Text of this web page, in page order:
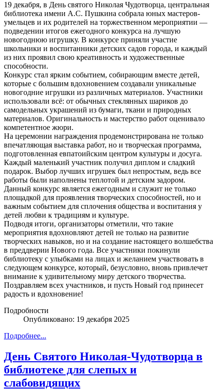
19 декабря, в День святого Николая Чудотворца, центральная
библиотека имени А.С. Пушкина собрала юных мастеров-
умельцев и их родителей на торжественном мероприятии —
подведении итогов ежегодного конкурса на лучшую
новогоднюю игрушку. В конкурсе приняли участие
школьники и воспитанники детских садов города, и каждый
из них проявил свою креативность и художественные
способности.
Конкурс стал ярким событием, собирающим вместе детей,
которые с большим вдохновением создавали уникальные
новогодние игрушки из различных материалов. Участники
использовали всё: от обычных стеклянных шариков до
самодельных украшений из бумаги, ткани и природных
материалов. Оригинальность и мастерство работ оценивало
компетентное жюри.
На церемонии награждения продемонстрирована не только
впечатляющая выставка работ, но и творческая программа,
подготовленная евпатоийским центром культуры и досуга.
Каждый маленький участник получил диплом и сладкий
подарок. Выбор лучших игрушек был непростым, ведь все
работы были наполнены теплотой и детским задором.
Данный конкурс является ежегодным и служит не только
площадкой для проявления творческих способностей, но и
важным событием для сплочения общества и воспитания у
детей любви к традициям и культуре.
Подводя итоги, организаторы отметили, что такие
мероприятия вдохновляют детей не только на развитие
творческих навыков, но и на создание настоящего волшебства
в преддверии Нового года. Все участники покинули
библиотеку с улыбками на лицах и желанием участвовать в
следующем конкурсе, который, безусловно, вновь привлечет
внимание к удивительному миру детского творчества.
Поздравляем всех участников, и пусть Новый год принесет
радость и вдохновение!
Подробности
Опубликовано: 19 декабря 2025
Подробнее...
День Святого Николая-Чудотворца в
библиотеке для слепых и
слабовидящих